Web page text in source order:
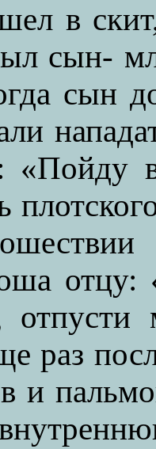
в
сын-
сын
отцу:
раз
и